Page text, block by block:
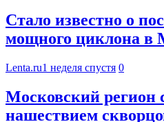
Стало известно о
мощного циклона в
Lenta.ru1 неделя спустя 0
Московский регион
нашествием